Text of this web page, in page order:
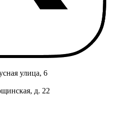
улица, 6
д. 22